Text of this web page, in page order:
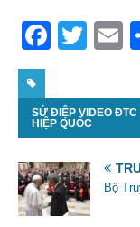
F
c
e
o
o
T
itt
er l
SỨ ĐIỆP VIDEO
HIỆP QUỐC
Bộ